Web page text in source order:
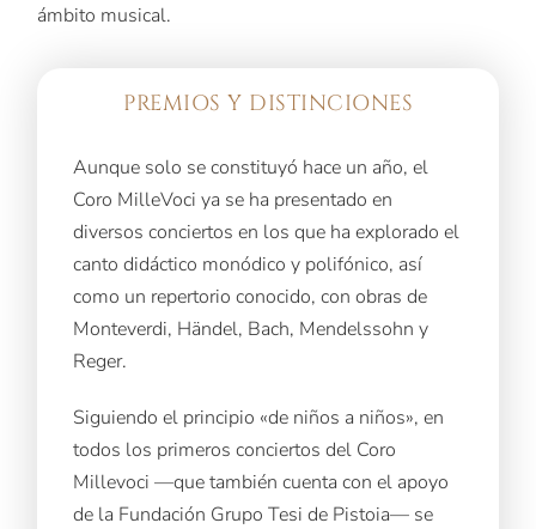
ámbito musical.
PREMIOS Y DISTINCIONES
Aunque solo se constituyó hace un año, el
Coro MilleVoci ya se ha presentado en
diversos conciertos en los que ha explorado el
canto didáctico monódico y polifónico, así
como un repertorio conocido, con obras de
Monteverdi, Händel, Bach, Mendelssohn y
Reger.
Siguiendo el principio «de niños a niños», en
todos los primeros conciertos del Coro
Millevoci —que también cuenta con el apoyo
de la Fundación Grupo Tesi de Pistoia— se